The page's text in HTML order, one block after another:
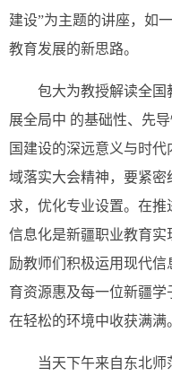
建设”为主题的讲座，如
教育发展的新思路。
包大为教授解读全国
展全局中 的基础性、先
国建设的深远意义与时
域落实大会精神，要紧
求，优化专业设置。在
信息化是新疆职业教育
励教师们积极运用现代
育资源惠及每一位新疆
在轻松的环境中收获满满
当天下午来自东北